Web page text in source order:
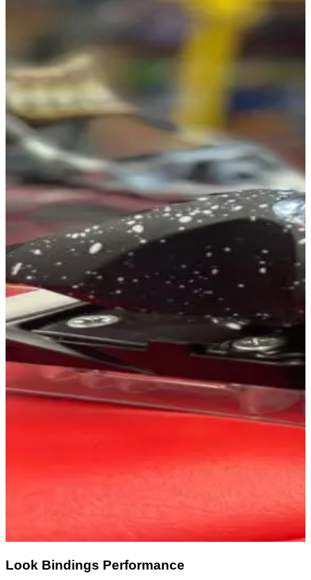
Look Bindings Performance